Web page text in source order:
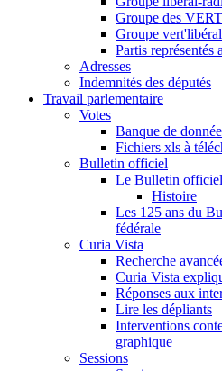
Groupe des
Groupe vert'libéral
Partis représentés
Adresses
Indemnités des députés
Travail parlementaire
Votes
Banque de
Fichiers xls à
Bulletin officiel
Le Bulletin
Histoire
Les 125 ans du
fédérale
Curia Vista
Recherche
Curia Vista
Réponses aux
Lire les dépliants
Interventions
graphique
Sessions